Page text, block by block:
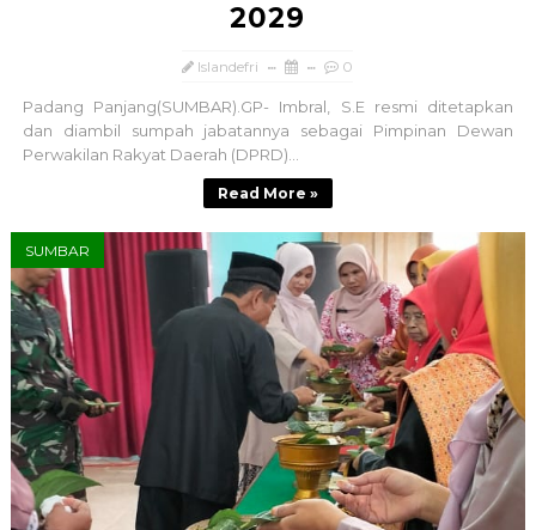
2029
Islandefri 0
Padang Panjang(SUMBAR).GP- Imbral, S.E resmi ditetapkan
dan diambil sumpah jabatannya sebagai Pimpinan Dewan
Perwakilan Rakyat Daerah (DPRD)...
Read More »
SUMBAR